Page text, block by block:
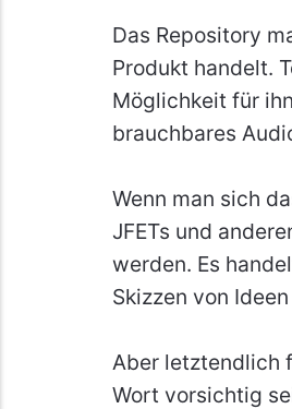
Das Repository
Produkt handelt.
Möglichkeit für
brauchbares
Wenn man sich
JFETs und
werden. Es
Skizzen von
Aber letztendlich
Wort vorsichtig